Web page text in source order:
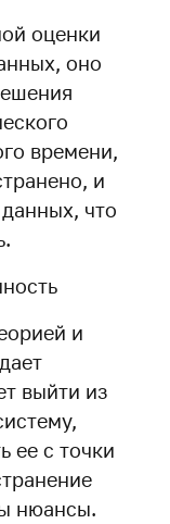
оценки
оно
времени,
и
что
и
выйти из
ее с точки
нюансы.